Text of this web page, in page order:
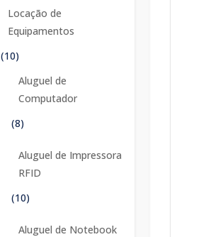
Locação de
Equipamentos
(10)
Aluguel de
Computador
(8)
Aluguel de Impressora
RFID
(10)
Aluguel de Notebook